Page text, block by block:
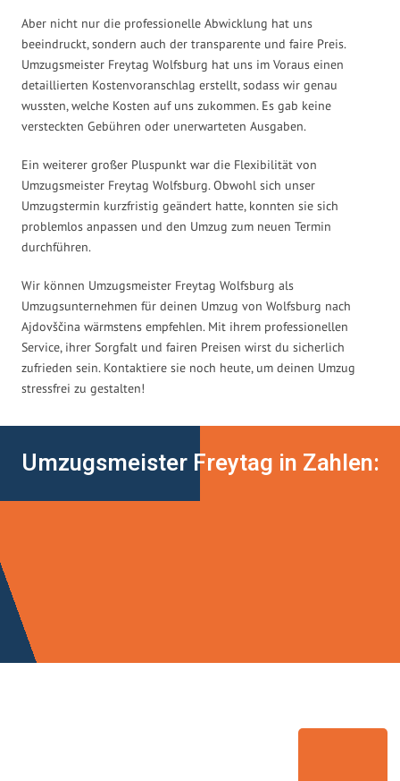
Aber nicht nur die professionelle Abwicklung hat uns
beeindruckt, sondern auch der transparente und faire Preis.
Umzugsmeister Freytag Wolfsburg hat uns im Voraus einen
detaillierten Kostenvoranschlag erstellt, sodass wir genau
wussten, welche Kosten auf uns zukommen. Es gab keine
versteckten Gebühren oder unerwarteten Ausgaben.
Ein weiterer großer Pluspunkt war die Flexibilität von
Umzugsmeister Freytag Wolfsburg. Obwohl sich unser
Umzugstermin kurzfristig geändert hatte, konnten sie sich
problemlos anpassen und den Umzug zum neuen Termin
durchführen.
Wir können Umzugsmeister Freytag Wolfsburg als
Umzugsunternehmen für deinen Umzug von Wolfsburg nach
Ajdovščina wärmstens empfehlen. Mit ihrem professionellen
Service, ihrer Sorgfalt und fairen Preisen wirst du sicherlich
zufrieden sein. Kontaktiere sie noch heute, um deinen Umzug
stressfrei zu gestalten!
Umzugsmeister Freytag in Zahlen: